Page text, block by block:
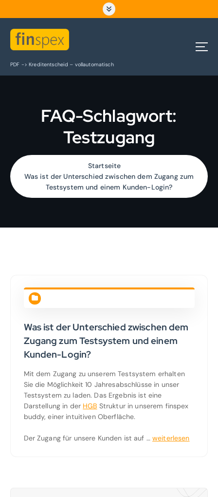
PDF -> Kreditentscheid – vollautomatisch
FAQ-Schlagwort:
Testzugang
Startseite
Was ist der Unterschied zwischen dem Zugang zum
Testsystem und einem Kunden-Login?
Was ist der Unterschied zwischen dem
Zugang zum Testsystem und einem
Kunden-Login?
Mit dem Zugang zu unserem Testsystem erhalten
Sie die Möglichkeit 10 Jahresabschlüsse in unser
Testsystem zu laden. Das Ergebnis ist eine
Darstellung in der HGB Struktur in unserem finspex
buddy, einer intuitiven Oberfläche.
Der Zugang für unsere Kunden ist auf … weiterlesen